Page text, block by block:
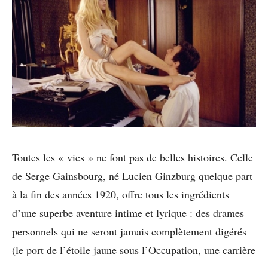
Toutes les « vies » ne font pas de belles histoires. Celle
de Serge Gainsbourg, né Lucien Ginzburg quelque part
à la fin des années 1920, offre tous les ingrédients
d’une superbe aventure intime et lyrique : des drames
personnels qui ne seront jamais complètement digérés
(le port de l’étoile jaune sous l’Occupation, une carrière